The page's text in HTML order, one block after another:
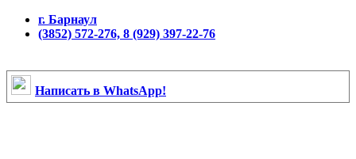
г. Барнаул
(3852) 572-276, 8 (929) 397-22-76
Написать в WhatsApp!